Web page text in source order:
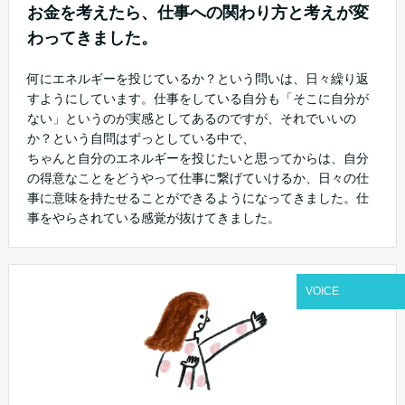
お金を考えたら、仕事への関わり方と考えが変
わってきました。
何にエネルギーを投じているか？という問いは、日々繰り返
すようにしています。仕事をしている自分も「そこに自分が
ない」というのが実感としてあるのですが、それでいいの
か？という自問はずっとしている中で、
ちゃんと自分のエネルギーを投じたいと思ってからは、自分
の得意なことをどうやって仕事に繋げていけるか、日々の仕
事に意味を持たせることができるようになってきました。仕
事をやらされている感覚が抜けてきました。
VOICE